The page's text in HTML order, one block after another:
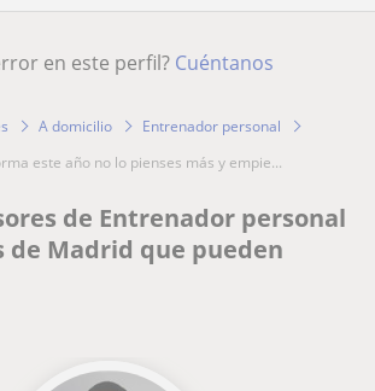
en este perfil? Cuéntanos
A domicilio
Entrenador personal
este año no lo pienses más y empie...
de Entrenador personal
de Madrid que pueden